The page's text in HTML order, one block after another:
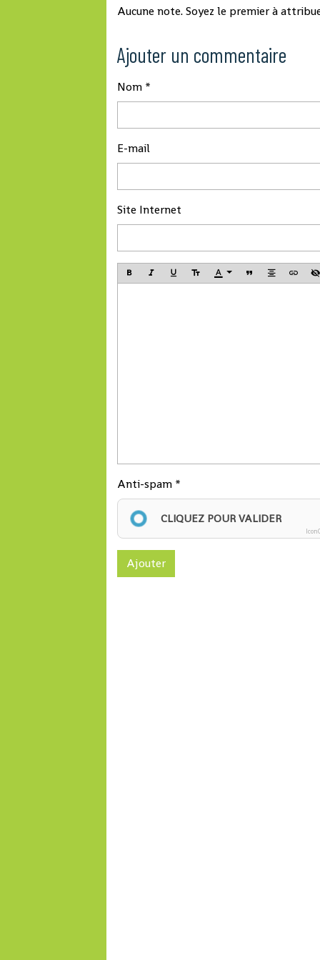
et Lansana
dimanche à Paris
rencontrer les
niveau, pour
Aucune note. Soyez le premier à
Ajouter un commentaire
Nom
E-mail
Site Internet
Anti-spam
CLIQUEZ POUR VALIDER
Ajouter